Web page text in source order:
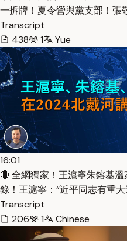
一拆牌！夏令營與黨支部！
Transcript
438
1 Yue
16:01
🔴 全網獨家！王滬寧朱鎔基
錄！王滬寧：“近平同志有重
Transcript
206
1 Chinese